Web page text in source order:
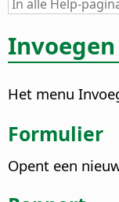
Invoegen
Het menu
Formulier
Opent een